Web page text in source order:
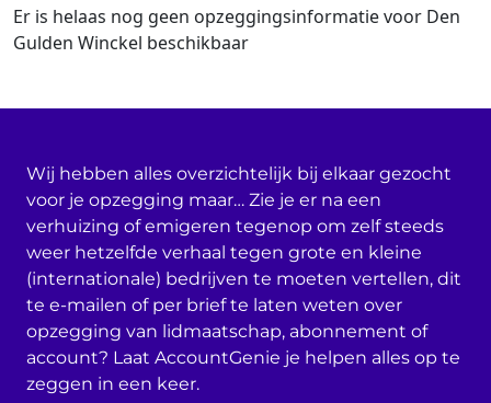
Er is helaas nog geen opzeggingsinformatie voor Den
Gulden Winckel beschikbaar
Wij hebben alles overzichtelijk bij elkaar gezocht
voor je opzegging maar… Zie je er na een
verhuizing of emigeren tegenop om zelf steeds
weer hetzelfde verhaal tegen grote en kleine
(internationale) bedrijven te moeten vertellen, dit
te e-mailen of per brief te laten weten over
opzegging van lidmaatschap, abonnement of
account? Laat AccountGenie je helpen alles op te
zeggen in een keer.